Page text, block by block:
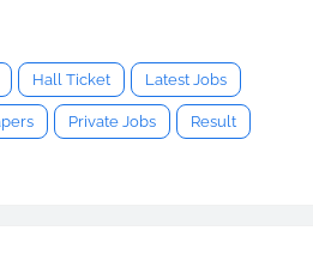
Hall Ticket Latest Jobs
Private Jobs Result